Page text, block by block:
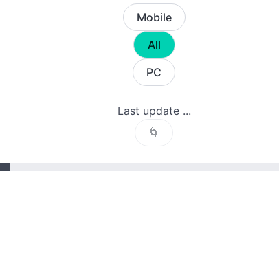
Mobile
All
PC
Last update ...
🌀